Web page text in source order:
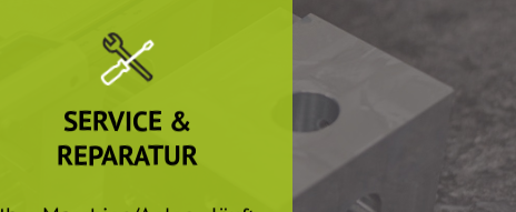
SERVICE &
REPARATUR